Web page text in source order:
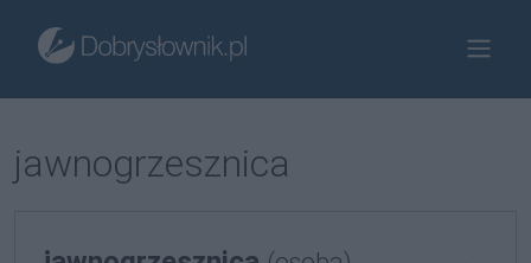
jawnogrzesznica